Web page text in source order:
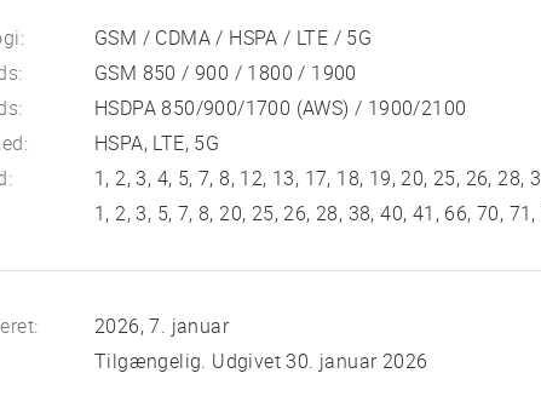
GSM / CDMA / HSPA / LTE / 5G
GSM 850 / 900 / 1800 / 1900
HSDPA 850/900/1700 (AWS) / 1900/2100
HSPA, LTE, 5G
1, 2, 3, 4, 5, 7, 8, 12, 13, 17, 18, 19, 20, 25, 26, 28,
1, 2, 3, 5, 7, 8, 20, 25, 26, 28, 38, 40, 41, 66, 70,
2026, 7. januar
Tilgængelig. Udgivet 30. januar 2026